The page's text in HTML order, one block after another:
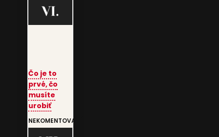
Čo je to
prvé, čo
musíte
urobiť
NEKOMENTOVANÉ